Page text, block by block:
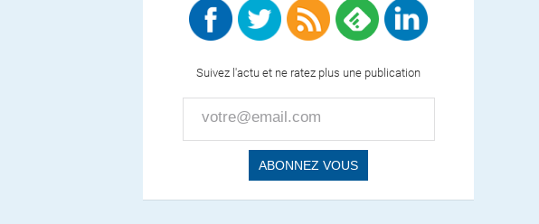
Suivez l'actu et ne ratez plus une publication